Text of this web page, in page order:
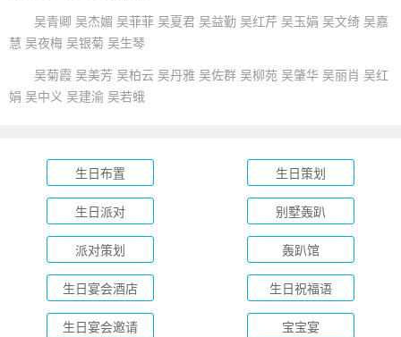
吴青卿 吴杰媚 吴菲菲 吴夏君 吴益勤 吴红芹 吴玉娟 吴文绮 吴嘉
慧 吴夜梅 吴银菊 吴生琴
吴菊霞 吴美芳 吴柏云 吴丹雅 吴佐群 吴柳苑 吴肇华 吴丽肖 吴红
娟 吴中义 吴建渝 吴若蛾
生日布置 生日策划
生日派对 别墅轰趴
派对策划 轰趴馆
生日宴会酒店 生日祝福语
生日宴会邀请 宝宝宴